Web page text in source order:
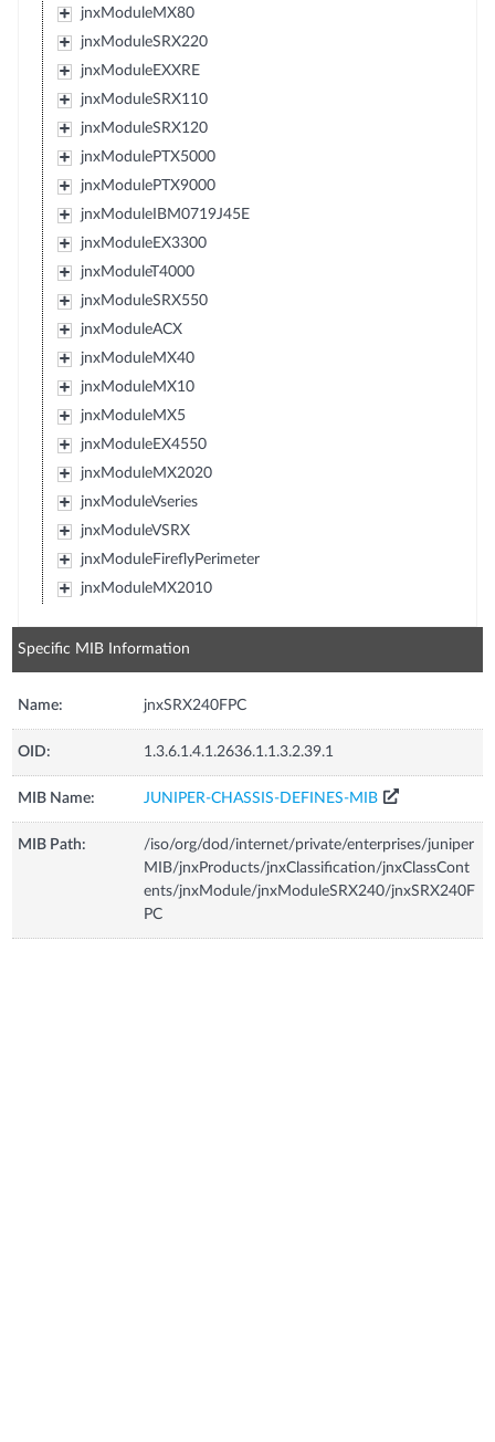
jnxModuleMX80
jnxModuleSRX220
jnxModuleEXXRE
jnxModuleSRX110
jnxModuleSRX120
jnxModulePTX5000
jnxModulePTX9000
jnxModuleIBM0719J45E
jnxModuleEX3300
jnxModuleT4000
jnxModuleSRX550
jnxModuleACX
jnxModuleMX40
jnxModuleMX10
jnxModuleMX5
jnxModuleEX4550
jnxModuleMX2020
jnxModuleVseries
jnxModuleVSRX
jnxModuleFireflyPerimeter
jnxModuleMX2010
Specific MIB Information
Name: jnxSRX240FPC
OID: 1.3.6.1.4.1.2636.1.1.3.2.39.1
MIB Name: JUNIPER-CHASSIS-DEFINES-MIB
MIB Path:
/iso/org/dod/internet/private/enterprises/juniper
MIB/jnxProducts/jnxClassification/jnxClassCont
ents/jnxModule/jnxModuleSRX240/jnxSRX240F
PC